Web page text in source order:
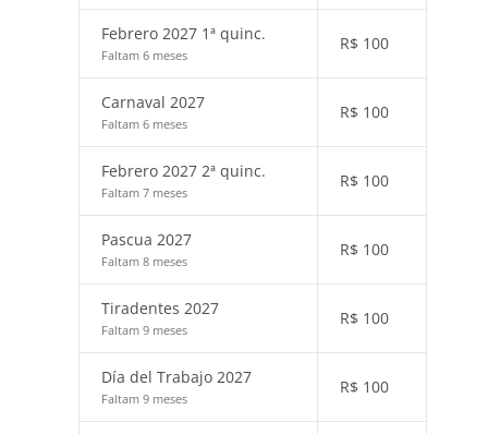
Febrero 2027 1ª quinc.
Faltam 6 meses
R$ 100
Carnaval 2027
Faltam 6 meses
R$ 100
Febrero 2027 2ª quinc.
Faltam 7 meses
R$ 100
Pascua 2027
Faltam 8 meses
R$ 100
Tiradentes 2027
Faltam 9 meses
R$ 100
Día del Trabajo 2027
Faltam 9 meses
R$ 100